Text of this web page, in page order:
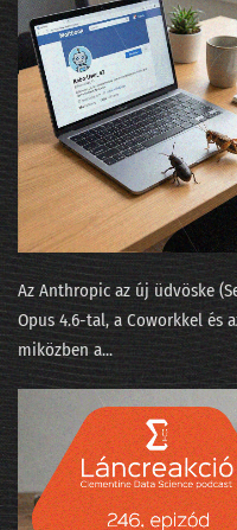
056 - Tikk
055 - A gépi
054 - Tényleg,
053 - Tikk
052 - Boldog
051 - A híres
049 - Nevek
048 - Texas
047 - Dr.
Az Anthropic az új üdvöske
Opus 4.6-tal, a Coworkkel és
miközben a...